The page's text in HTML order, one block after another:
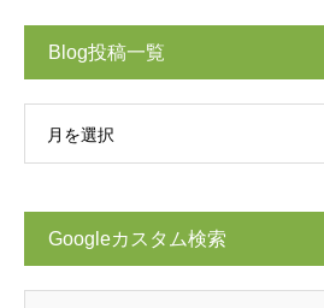
Blog投稿一覧
月を選択
Googleカスタム検索